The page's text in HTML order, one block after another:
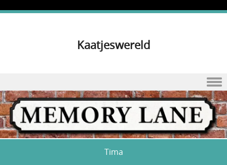
Kaatjeswereld
Skip to content
Tima